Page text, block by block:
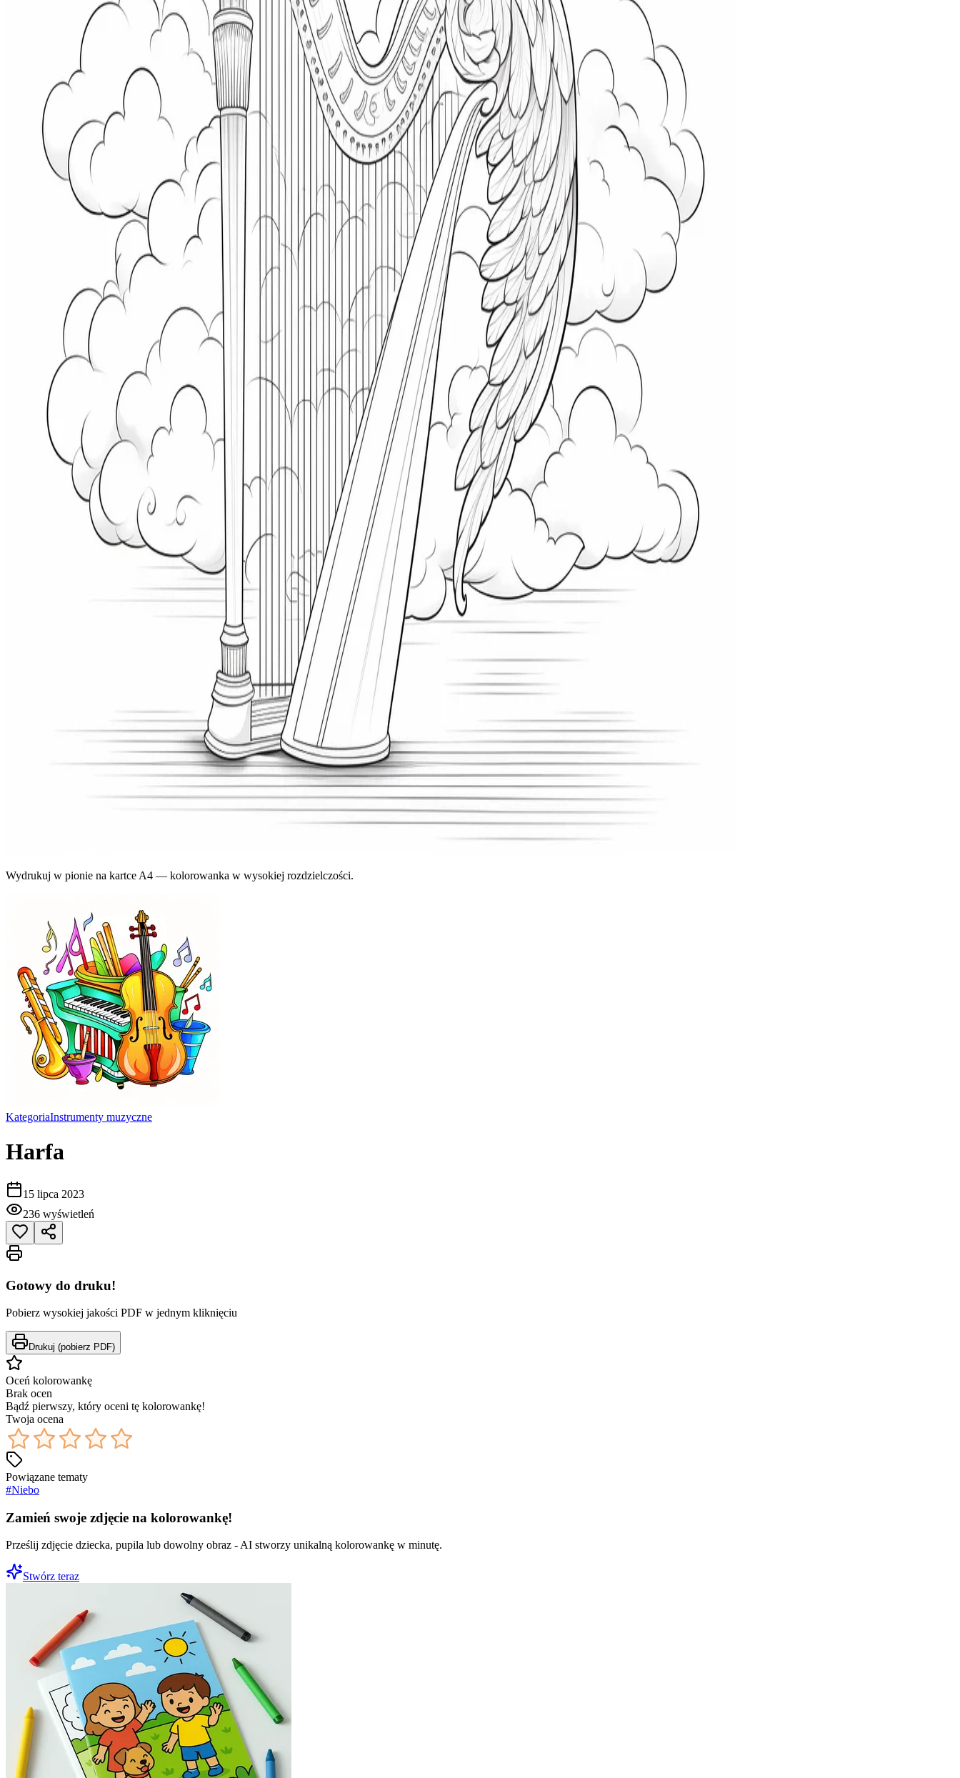
Wydrukuj w pionie na kartce A4 — kolorowanka w wysokiej rozdzielczości.
KategoriaInstrumenty muzyczne
Harfa
15 lipca 2023
236 wyświetleń
Gotowy do druku!
Pobierz wysokiej jakości PDF w jednym kliknięciu
Drukuj (pobierz PDF)
Oceń kolorowankę
Brak ocen
Bądź pierwszy, który oceni tę kolorowankę!
Twoja ocena
Powiązane tematy
#Niebo
Zamień swoje zdjęcie na kolorowankę!
Prześlij zdjęcie dziecka, pupila lub dowolny obraz - AI stworzy unikalną kolorowankę w minutę.
Stwórz teraz